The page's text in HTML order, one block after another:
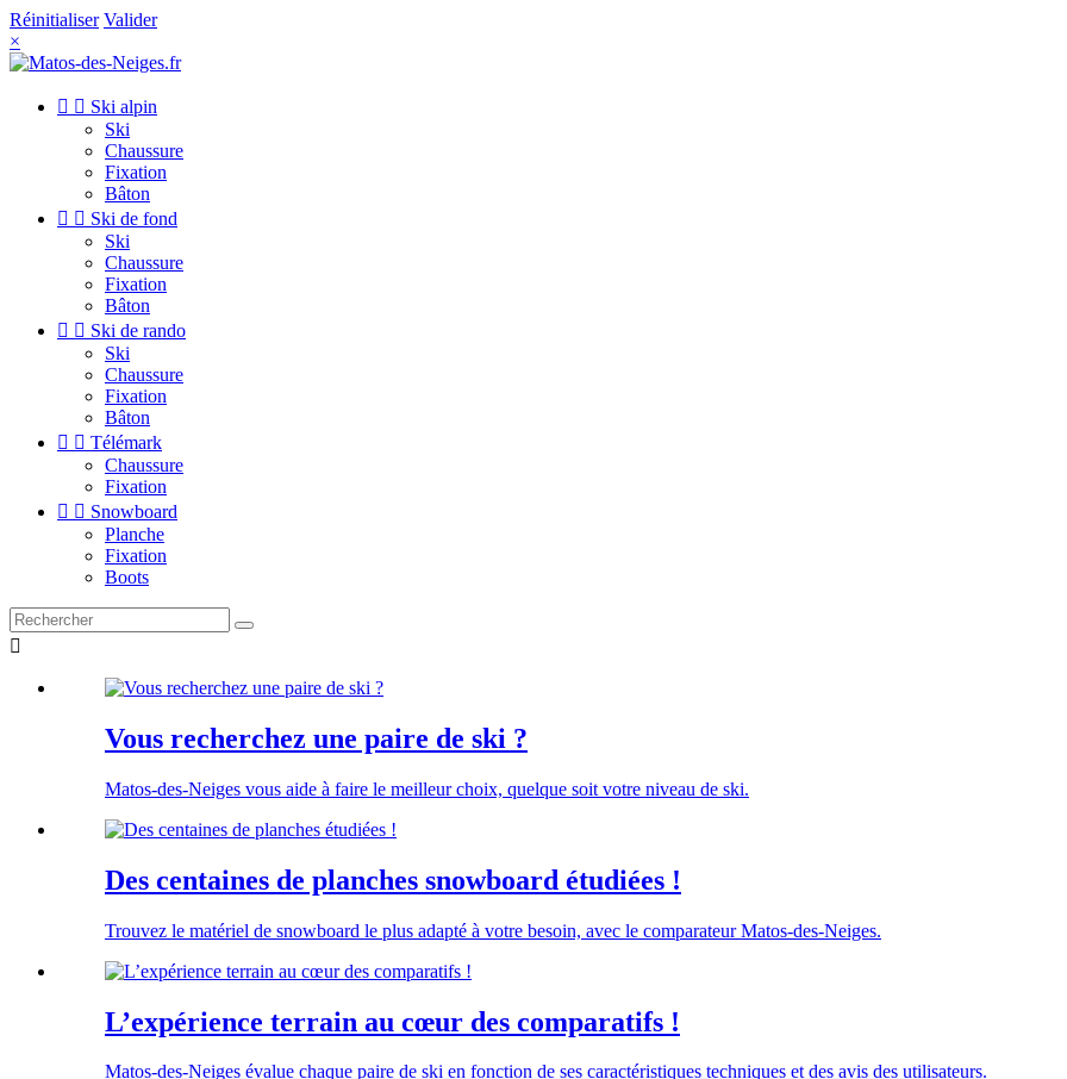
Réinitialiser Valider
×
  Ski alpin
Ski
Chaussure
Fixation
Bâton
  Ski de fond
Ski
Chaussure
Fixation
Bâton
  Ski de rando
Ski
Chaussure
Fixation
Bâton
  Télémark
Chaussure
Fixation
  Snowboard
Planche
Fixation
Boots

Vous recherchez une paire de ski ?
Matos-des-Neiges vous aide à faire le meilleur choix, quelque soit votre niveau de ski.
Des centaines de planches snowboard étudiées !
Trouvez le matériel de snowboard le plus adapté à votre besoin, avec le comparateur Matos-des-Neiges.
L’expérience terrain au cœur des comparatifs !
Matos-des-Neiges évalue chaque paire de ski en fonction de ses caractéristiques techniques et des avis des utilisateurs.